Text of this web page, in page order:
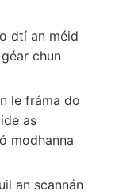
dtí an méid
chun
le fráma do
as
modhanna
an scannán